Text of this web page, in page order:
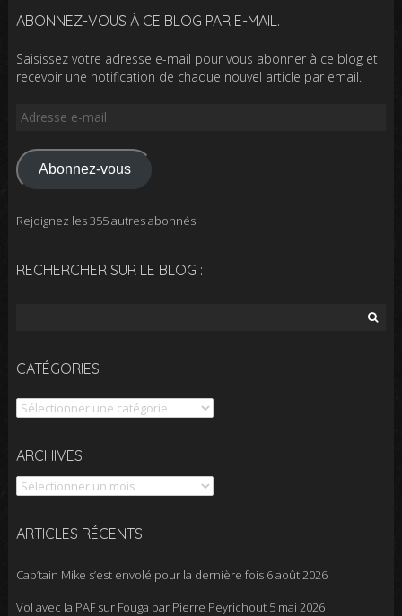
ABONNEZ-VOUS À CE BLOG PAR E-MAIL.
Saisissez votre adresse e-mail pour vous abonner à ce blog et
recevoir une notification de chaque nouvel article par email.
Adresse
mail
Abonnez-vous
Rejoignez les 355 autres abonnés
RECHERCHER SUR LE BLOG :
CATÉGORIES
Catégories
ARCHIVES
Archives
ARTICLES RÉCENTS
Cap’tain Mike s’est envolé pour la dernière fois 6 août 2026
Vol avec la PAF sur Fouga par Pierre Peyrichout 5 mai 2026